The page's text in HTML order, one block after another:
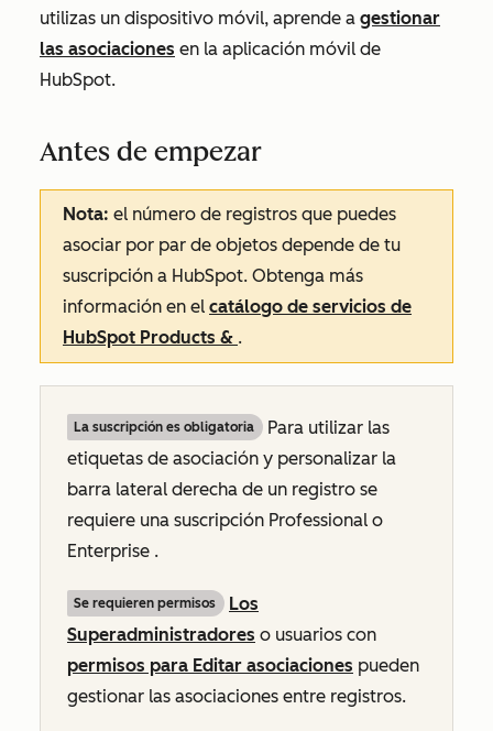
utilizas un dispositivo móvil, aprende a gestionar
las asociaciones en la aplicación móvil de
HubSpot.
Antes de empezar
Nota: el número de registros que puedes
asociar por par de objetos depende de tu
suscripción a HubSpot. Obtenga más
información en el catálogo de servicios de
HubSpot Products & .
La suscripción es obligatoria
Para utilizar las
etiquetas de asociación y personalizar la
barra lateral derecha de un registro se
requiere una suscripción Professional o
Enterprise .
Se requieren permisos
Los
Superadministradores o usuarios con
permisos para Editar asociaciones pueden
gestionar las asociaciones entre registros.